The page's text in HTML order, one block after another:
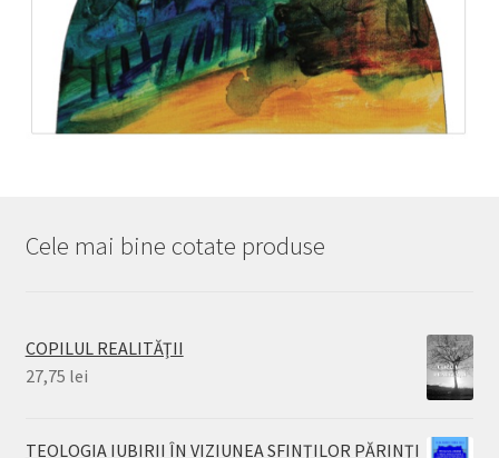
Cele mai bine cotate produse
COPILUL REALITĂŢII
27,75 lei
TEOLOGIA IUBIRII ÎN VIZIUNEA SFINŢILOR PĂRINŢI